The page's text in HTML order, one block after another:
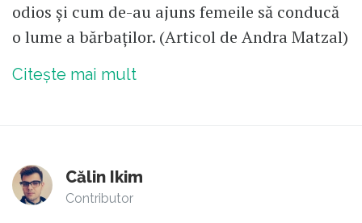
odios și cum de-au ajuns femeile să conducă
o lume a bărbaților. (Articol de Andra Matzal)
Citește mai mult
Călin Ikim
Contributor